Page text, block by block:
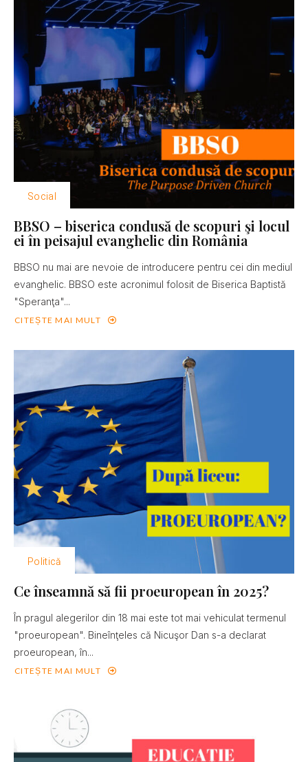
Social
BBSO – biserica condusă de scopuri şi locul
ei în peisajul evanghelic din România
BBSO nu mai are nevoie de introducere pentru cei din mediul
evanghelic. BBSO este acronimul folosit de Biserica Baptistă
"Speranţa"...
CITEȘTE MAI MULT
Politică
Ce înseamnă să fii proeuropean în 2025?
În pragul alegerilor din 18 mai este tot mai vehiculat termenul
"proeuropean". Bineînţeles că Nicuşor Dan s-a declarat
proeuropean, în...
CITEȘTE MAI MULT